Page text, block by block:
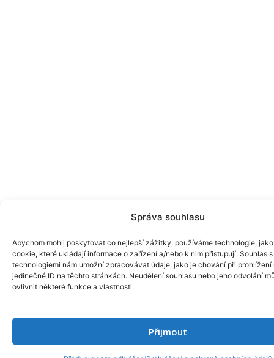
Správa souhlasu
Abychom mohli poskytovat co nejlepší zážitky, používáme technologie,
cookie, které ukládají informace o zařízení a/nebo k nim přistupují. Souhlas
technologiemi nám umožní zpracovávat údaje, jako je chování při prohlížení
jedinečné ID na těchto stránkách. Neudělení souhlasu nebo jeho odvolání
ovlivnit některé funkce a vlastnosti.
Přijmout